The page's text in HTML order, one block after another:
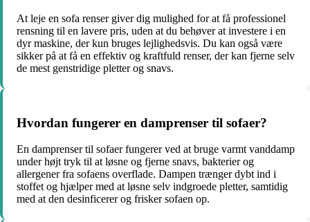
At leje en sofa renser giver dig mulighed for at få professionel
rensning til en lavere pris, uden at du behøver at investere i en
dyr maskine, der kun bruges lejlighedsvis. Du kan også være
sikker på at få en effektiv og kraftfuld renser, der kan fjerne selv
de mest genstridige pletter og snavs.
Hvordan fungerer en damprenser til sofaer?
En damprenser til sofaer fungerer ved at bruge varmt vanddamp
under højt tryk til at løsne og fjerne snavs, bakterier og
allergener fra sofaens overflade. Dampen trænger dybt ind i
stoffet og hjælper med at løsne selv indgroede pletter, samtidig
med at den desinficerer og frisker sofaen op.